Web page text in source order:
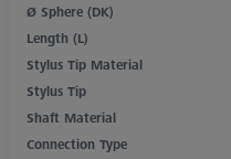
Ø Sphere (DK)
Length (L)
Stylus Tip Material
Stylus Tip
Shaft Material
Connection Type